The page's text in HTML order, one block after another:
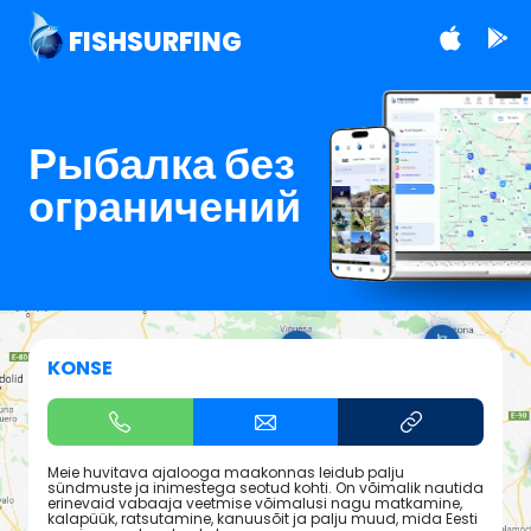
FISHSURFING
Рыбалка без
ограничений
KONSE
Meie huvitava ajalooga maakonnas leidub palju
sündmuste ja inimestega seotud kohti. On võimalik nautida
erinevaid vabaaja veetmise võimalusi nagu matkamine,
kalapüük, ratsutamine, kanuusõit ja palju muud, mida Eesti